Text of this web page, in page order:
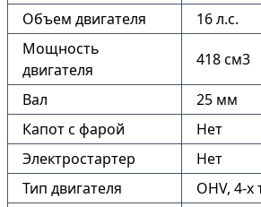
Объем двигателя
16 л.с.
Мощность
двигателя
418 см3
Вал
25 мм
Капот с фарой
Нет
Электростартер
Нет
Тип двигателя
OHV, 4-x